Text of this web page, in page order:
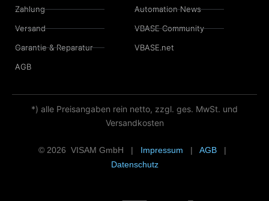
Zahlung
Versand
Garantie & Reparatur
AGB
Automation News
VBASE Community
VBASE.net
*) alle Preisangaben rein netto, zzgl. ges. MwSt. und
Versandkosten
© 2026 VISAM GmbH | Impressum | AGB|
Datenschutz